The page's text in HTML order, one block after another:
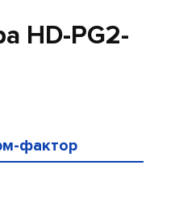
HD-PG2-
фактор